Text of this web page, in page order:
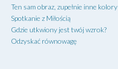
Ten sam obraz, zupełnie inne kolory
Spotkanie z Miłością
Gdzie utkwiony jest twój wzrok?
Odzyskać równowagę